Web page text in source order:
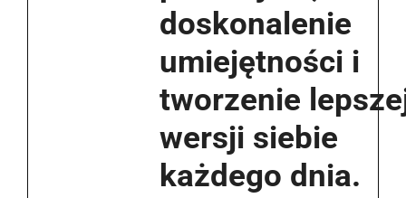
doskonalenie
umiejętności i
tworzenie
wersji siebie
każdego dnia.